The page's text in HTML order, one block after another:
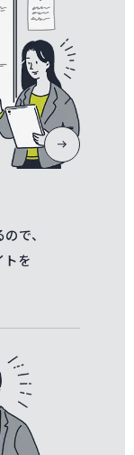
で、
トを
。